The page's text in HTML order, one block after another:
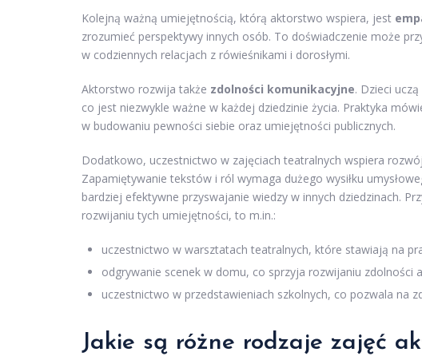
Kolejną ważną umiejętnością, którą aktorstwo wspiera, jest
zrozumieć perspektywy innych osób. To doświadczenie może
w codziennych relacjach z rówieśnikami i dorosłymi.
Aktorstwo rozwija także zdolności komunikacyjne. Dzieci
co jest niezwykle ważne w każdej dziedzinie życia. Praktyka
w budowaniu pewności siebie oraz umiejętności publicznych.
Dodatkowo, uczestnictwo w zajęciach teatralnych wspiera rozwój
Zapamiętywanie tekstów i ról wymaga dużego wysiłku
bardziej efektywne przyswajanie wiedzy w innych dziedzinach.
rozwijaniu tych umiejętności, to m.in.:
uczestnictwo w warsztatach teatralnych, które stawiają na
odgrywanie scenek w domu, co sprzyja rozwijaniu zdolności
uczestnictwo w przedstawieniach szkolnych, co pozwala na
Jakie są różne rodzaje zajęć